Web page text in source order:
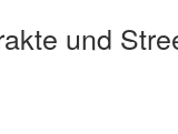
und